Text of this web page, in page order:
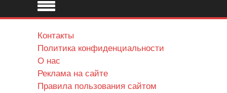
Контакты
Политика конфиденциальности
О нас
Реклама на сайте
Правила пользования сайтом